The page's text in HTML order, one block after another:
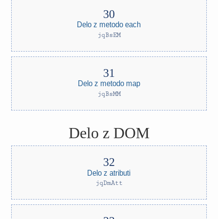
Delo z metodo each
jqBsEM
Delo z metodo map
jqBsMM
Delo z DOM
Delo z atributi
jqDmAtt